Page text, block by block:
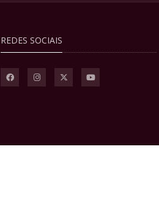
REDES SOCIAIS